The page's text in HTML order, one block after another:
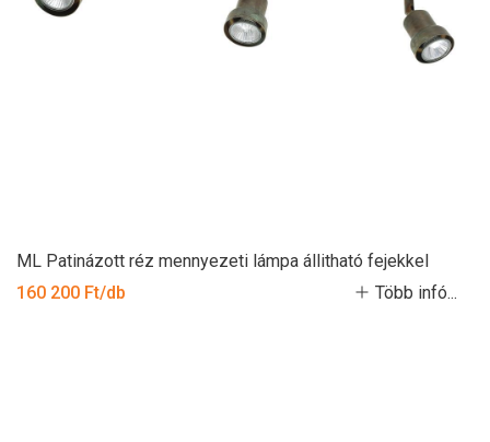
ML Patinázott réz mennyezeti lámpa állitható fejekkel
160 200 Ft/db
Több infó...